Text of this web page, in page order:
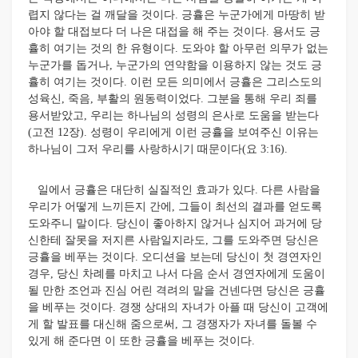
렵지 않다는 걸 깨달을 것이다. 긍휼은 누군가에게 마땅히 받
아야 할 대접보다 더 나은 대접을 해 주는 것이다. 용서도 긍
휼히 여기는 것의 한 유형이다. 도와야 할 아무런 의무가 없는
누군가를 돕거나, 누군가의 연약함을 이용하지 않는 것도 긍
휼히 여기는 것이다. 이런 모든 의미에서 긍휼은 그리스도의
성육신, 죽음, 부활의 원동력이었다. 그분을 통해 우리 죄를
용서받았고, 우리는 하나님의 성령의 은사로 도움을 받는다
(고전 12장). 성령이 우리에게 이런 긍휼을 보여주신 이유는
하나님이 그저 우리를 사랑하시기 때문이다(요 3:16).
일에서 긍휼은 대단히 실질적인 효과가 있다. 다른 사람을
우리가 어떻게 느끼든지 간에, 그들이 최선의 결과를 얻도록
도와주니 말이다. 당신이 좋아하지 않거나 심지어 과거에 당
신한테 잘못을 저지른 사람일지라도, 그를 도와주면 당신은
긍휼을 베푸는 것이다. 오디션을 보는데 당신이 첫 경연자인
경우, 당신 차례를 마치고 나서 다음 순서 경연자에게 도움이
될 만한 조언과 진심 어린 격려의 말을 건넨다면 당신은 긍휼
을 베푸는 것이다. 경쟁 상대의 자녀가 아플 때 당신이 고객에
게 할 발표를 대신해 줌으로써, 그 경쟁자가 자녀를 돌볼 수
있게 해 준다면 이 또한 긍휼을 베푸는 것이다.